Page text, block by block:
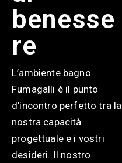
benesse
re
L’ambiente bagno
Fumagalli è il punto
d’incontro perfetto tra la
nostra capacità
progettuale e i vostri
desideri. Il nostro